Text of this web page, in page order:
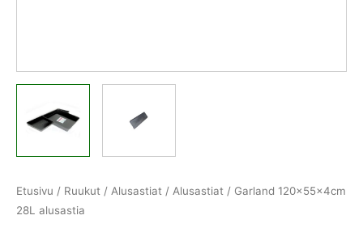
Etusivu / Ruukut / Alusastiat / Alusastiat / Garland 120x55x4cm
28L alusastia